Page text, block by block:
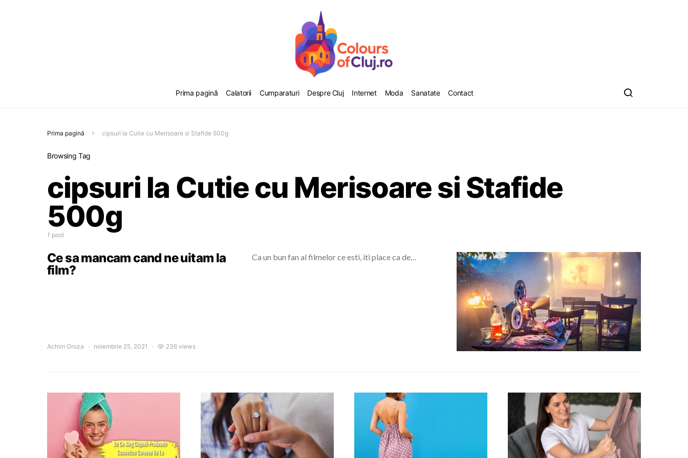
Prima pagină Calatorii Cumparaturi Despre Cluj Internet Moda Sanatate Contact
Prima pagină cipsuri la Cutie cu Merisoare si Stafide 500g
Browsing Tag
cipsuri la Cutie cu Merisoare si Stafide
500g
1 post
Ce sa mancam cand ne uitam la
film?
Ca un bun fan al filmelor ce esti, iti place ca de…
Achim Groza noiembrie 25, 2021 236 views